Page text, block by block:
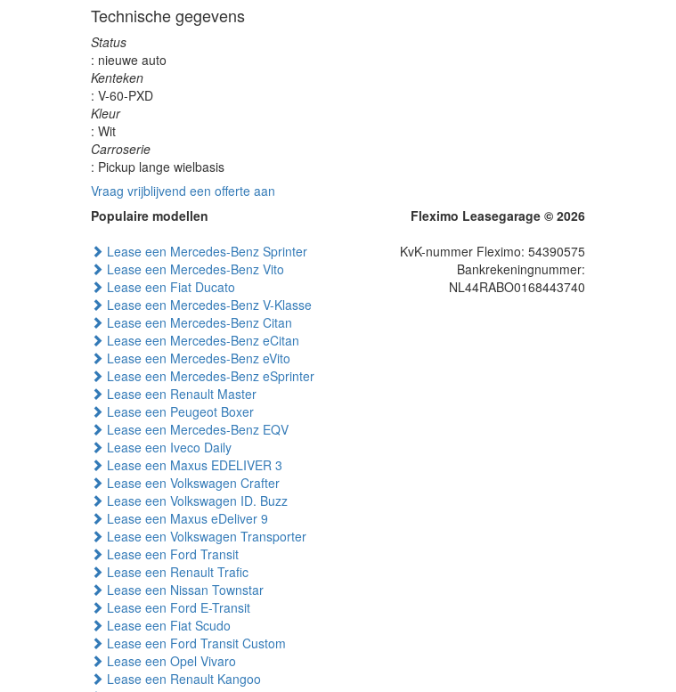
Technische gegevens
Status
: nieuwe auto
Kenteken
: V-60-PXD
Kleur
: Wit
Carroserie
: Pickup lange wielbasis
Vraag vrijblijvend een offerte aan
Populaire modellen
Lease een Mercedes-Benz Sprinter
Lease een Mercedes-Benz Vito
Lease een Fiat Ducato
Lease een Mercedes-Benz V-Klasse
Lease een Mercedes-Benz Citan
Lease een Mercedes-Benz eCitan
Lease een Mercedes-Benz eVito
Lease een Mercedes-Benz eSprinter
Lease een Renault Master
Lease een Peugeot Boxer
Lease een Mercedes-Benz EQV
Lease een Iveco Daily
Lease een Maxus EDELIVER 3
Lease een Volkswagen Crafter
Lease een Volkswagen ID. Buzz
Lease een Maxus eDeliver 9
Lease een Volkswagen Transporter
Lease een Ford Transit
Lease een Renault Trafic
Lease een Nissan Townstar
Lease een Ford E-Transit
Lease een Fiat Scudo
Lease een Ford Transit Custom
Lease een Opel Vivaro
Lease een Renault Kangoo
Fleximo Leasegarage © 2026
KvK-nummer Fleximo: 54390575
Bankrekeningnummer:
NL44RABO0168443740